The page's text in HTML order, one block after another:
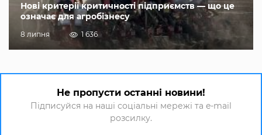
Нові критерії критичності підприємств — що це
означає для агробізнесу
8 липня 1 636
Не пропусти останні новини!
Підписуйся на наші соціальні мережі та e-mail
розсилку.